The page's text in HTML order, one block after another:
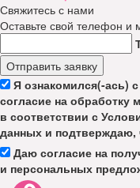
Свяжитесь с нами
Оставьте свой телефон
Отправить заявку
Я ознакомился(-ась)
согласие на обработку
в соответствии с
данных и подтверждаю,
Даю согласие на
и персональных